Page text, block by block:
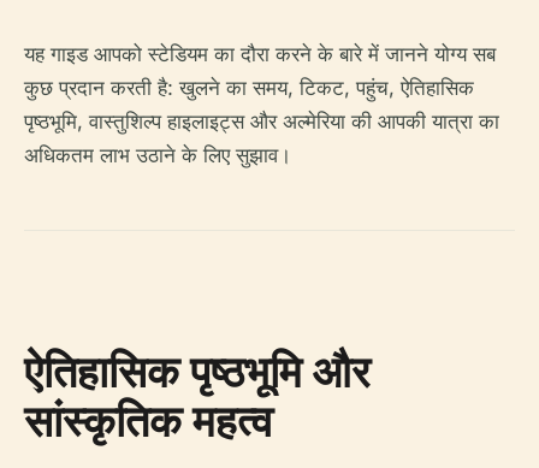
यह गाइड आपको स्टेडियम का दौरा करने के बारे में जानने योग्य सब
कुछ प्रदान करती है: खुलने का समय, टिकट, पहुंच, ऐतिहासिक
पृष्ठभूमि, वास्तुशिल्प हाइलाइट्स और अल्मेरिया की आपकी यात्रा का
अधिकतम लाभ उठाने के लिए सुझाव।
ऐतिहासिक पृष्ठभूमि और
सांस्कृतिक महत्व